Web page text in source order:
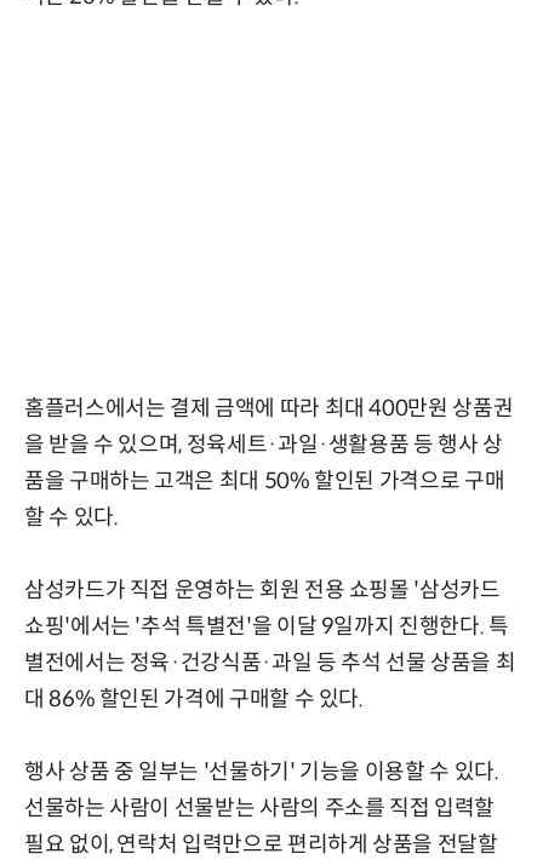
홈플러스에서는 결제 금액에 따라 최대 400만원 상품권
을 받을 수 있으며, 정육세트·과일·생활용품 등 행사 상
품을 구매하는 고객은 최대 50% 할인된 가격으로 구매
할 수 있다.
삼성카드가 직접 운영하는 회원 전용 쇼핑몰 '삼성카드
쇼핑'에서는 '추석 특별전'을 이달 9일까지 진행한다. 특
별전에서는 정육·건강식품·과일 등 추석 선물 상품을 최
대 86% 할인된 가격에 구매할 수 있다.
행사 상품 중 일부는 '선물하기' 기능을 이용할 수 있다.
선물하는 사람이 선물받는 사람의 주소를 직접 입력할
필요 없이, 연락처 입력만으로 편리하게 상품을 전달할